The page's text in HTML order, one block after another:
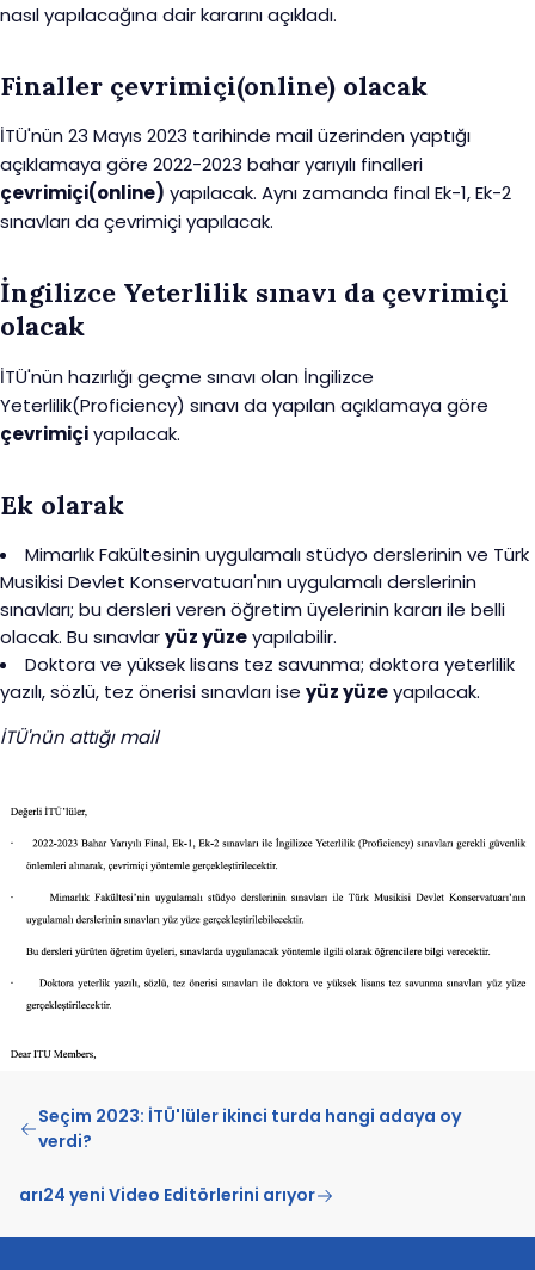
nasıl yapılacağına dair kararını açıkladı.
Finaller çevrimiçi(online) olacak
İTÜ'nün 23 Mayıs 2023 tarihinde mail üzerinden yaptığı
açıklamaya göre 2022-2023 bahar yarıyılı finalleri
çevrimiçi(online) yapılacak. Aynı zamanda final Ek-1, Ek-2
sınavları da çevrimiçi yapılacak.
İngilizce Yeterlilik sınavı da çevrimiçi
olacak
İTÜ'nün hazırlığı geçme sınavı olan İngilizce
Yeterlilik(Proficiency) sınavı da yapılan açıklamaya göre
çevrimiçiyapılacak.
Ek olarak
Mimarlık Fakültesinin uygulamalı stüdyo derslerinin ve Türk
Musikisi Devlet Konservatuarı'nın uygulamalı derslerinin
sınavları; bu dersleri veren öğretim üyelerinin kararı ile belli
olacak. Bu sınavlaryüz yüzeyapılabilir.
Doktora ve yüksek lisans tez savunma; doktora yeterlilik
yazılı, sözlü, tez önerisi sınavları ise yüz yüzeyapılacak.
İTÜ'nün attığı mail
Seçim 2023: İTÜ'lüler ikinci turda hangi adaya oy
verdi?
arı24 yeni Video Editörlerini arıyor